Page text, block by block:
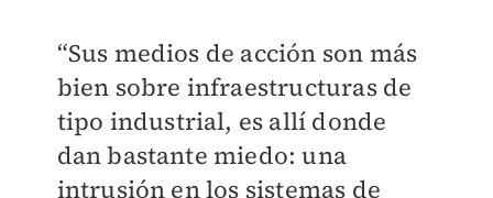
“Sus medios de acción son más
bien sobre infraestructuras de
tipo industrial, es allí donde
dan bastante miedo: una
intrusión en los sistemas de